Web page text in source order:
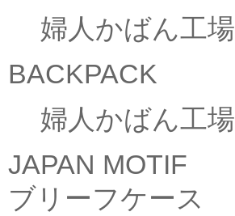
婦人かばん工場
BACKPACK
婦人かばん工場
JAPAN MOTIF
ブリーフケース